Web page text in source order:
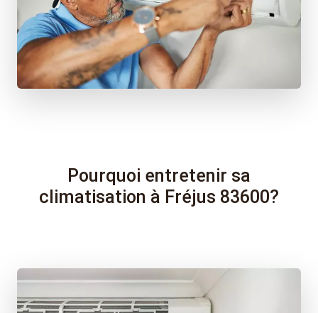
Pourquoi entretenir sa
climatisation à Fréjus 83600?